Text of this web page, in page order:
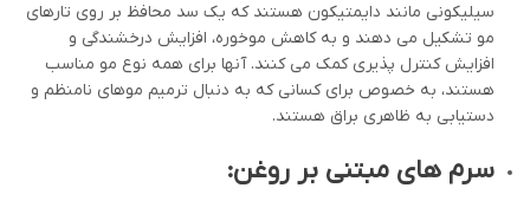
سیلیکونی مانند دایمتیکون هستند که یک سد محافظ بر روی تارهای
مو تشکیل می دهند و به کاهش موخوره، افزایش درخشندگی و
افزایش کنترل پذیری کمک می کنند. آنها برای همه نوع مو مناسب
هستند، به خصوص برای کسانی که به دنبال ترمیم موهای نامنظم و
دستیابی به ظاهری براق هستند.
سرم های مبتنی بر روغن: